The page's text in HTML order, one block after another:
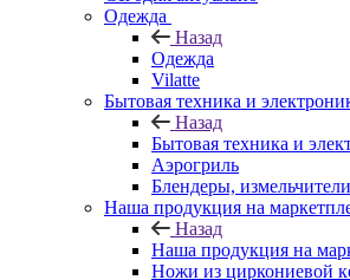
Одежда
Назад
Одежда
Vilatte
Бытовая техника и
Назад
Бытовая техника и
Аэрогриль
Блендеры,
Наша продукция на
Назад
Наша продукция на
Ножи из циркониевой